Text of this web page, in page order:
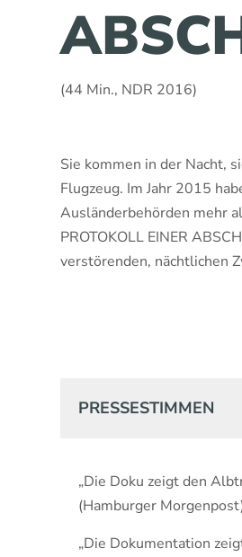
(44 Min., NDR 2016)
Sie kommen in der Nacht,
Flugzeug. Im Jahr 2015
Ausländerbehörden mehr
PROTOKOLL EINER
verstörenden, nächtlichen
PRESSESTIMMEN
„Die Doku zeigt den
(Hamburger
„Die Dokumentation